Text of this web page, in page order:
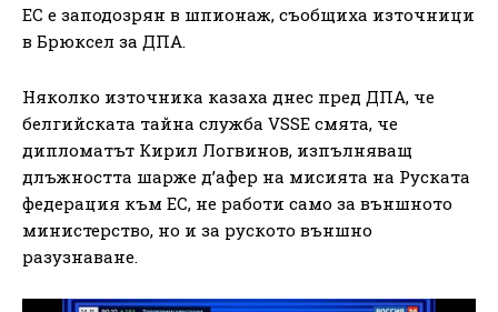
ЕС е заподозрян в шпионаж, съобщиха източници
в Брюксел за ДПА.
Няколко източника казаха днес пред ДПА, че
белгийската тайна служба VSSE смята, че
дипломатът Кирил Логвинов, изпълняващ
длъжността шарже д’афер на мисията на Руската
федерация към ЕС, не работи само за външното
министерство, но и за руското външно
разузнаване.